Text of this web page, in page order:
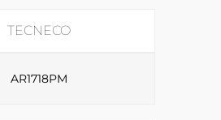
TECNECO
AR1718PM